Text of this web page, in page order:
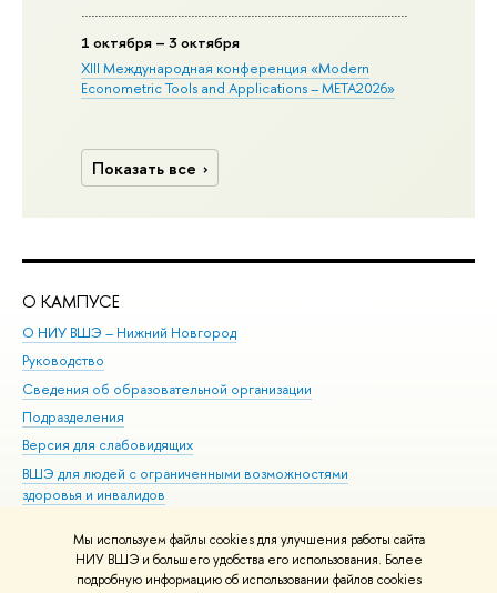
Мы используем файлы cookies для улучшения работы сайта
НИУ ВШЭ и большего удобства его использования. Более
подробную информацию об использовании файлов cookies
1 октября – 3 октября
XIII Международная конференция «Modern
Econometric Tools and Applications – META2026»
Показать все
О КАМПУСЕ
О НИУ ВШЭ – Нижний Новгород
Руководство
Сведения об образовательной организации
Подразделения
Версия для слабовидящих
ВШЭ для людей с ограниченными возможностями
здоровья и инвалидов